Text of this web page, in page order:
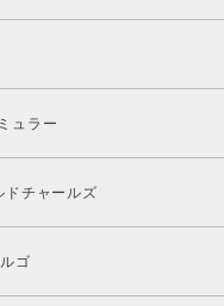
ュラー
ドチャールズ
ゴ